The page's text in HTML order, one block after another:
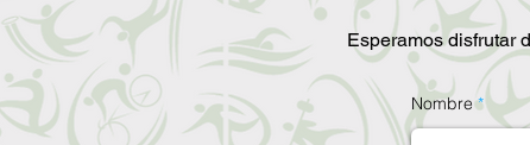
Esperamos disfrutar
Nombre